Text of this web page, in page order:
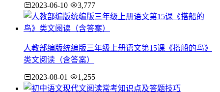
2023-06-10 3,777
人教部编版统编版三年级上册语文第15课《搭船的鸟》
类文阅读（含答案）
2023-08-01 1,255